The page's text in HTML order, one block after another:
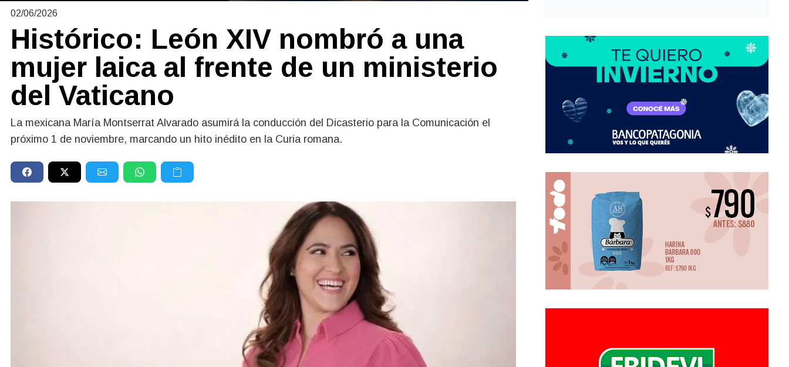
02/06/2026
Histórico: León XIV nombró a una
mujer laica al frente de un ministerio
del Vaticano
La mexicana María Montserrat Alvarado asumirá la conducción del Dicasterio para la Comunicación el
próximo 1 de noviembre, marcando un hito inédito en la Curia romana.